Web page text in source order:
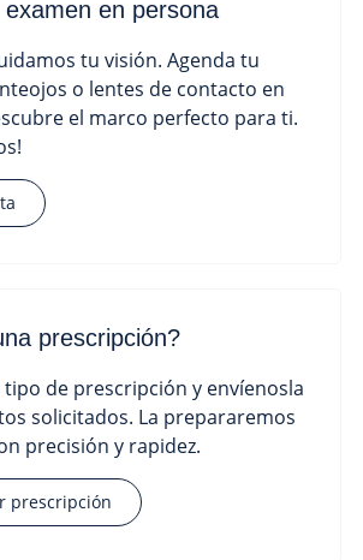
en persona
tu visión. Agenda tu
o lentes de contacto en
el marco perfecto para ti.
prescripción?
tipo de prescripción y envíenosla
solicitados. La prepararemos
precisión y rapidez.
prescripción